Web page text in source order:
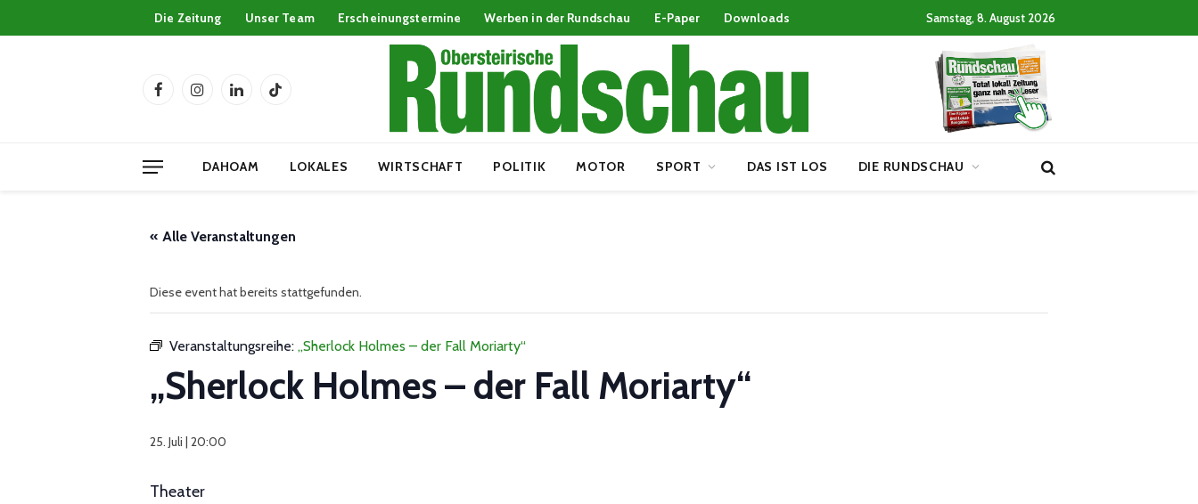
Die Zeitung Unser Team Erscheinungstermine Werben in der Rundschau E-Paper Downloads Samstag, 8. August 2026
FacebookInstagramLinkedInTikTok
DAHOAM LOKALES WIRTSCHAFT POLITIK MOTOR SPORT DAS IST LOS DIE RUNDSCHAU
« Alle Veranstaltungen
Diese event hat bereits stattgefunden.
Veranstaltungsreihe: „Sherlock Holmes – der Fall Moriarty“
„Sherlock Holmes – der Fall Moriarty“
25. Juli | 20:00
Theater